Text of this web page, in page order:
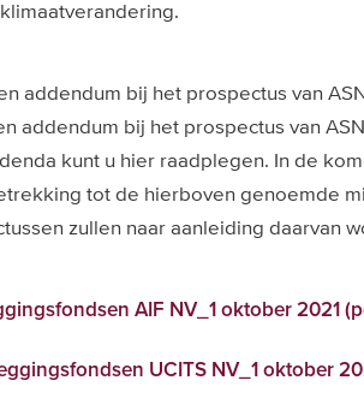
addendum bij het prospectus van
addendum bij het prospectus van
kunt u hier raadplegen. In de
tot de hierboven genoemde
zullen naar aanleiding daarvan
AIF NV_1 oktober 2021
UCITS NV_1 oktober